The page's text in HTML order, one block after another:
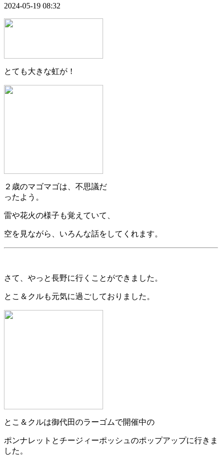
2024-05-19 08:32
とても大きな虹が！
２歳のマゴマゴは、不思議だ
ったよう。
雷や花火の様子も覚えていて、
空を見ながら、いろんな話をしてくれます。
さて、やっと長野に行くことができました。
とこ＆クルも元気に過ごしておりました。
とこ＆クルは御代田のラーゴムで開催中の
ポンナレットとチージィーポッシュのポップアップに行きま
した。